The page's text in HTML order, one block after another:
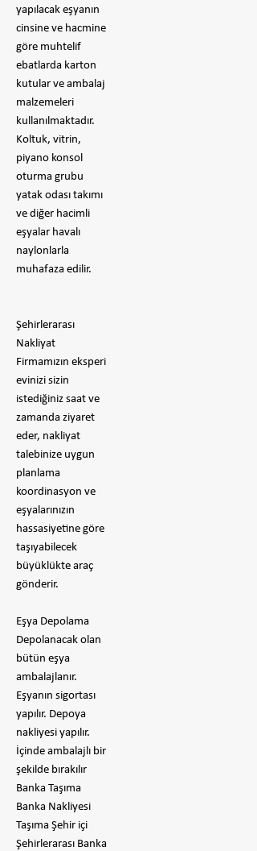
yapılacak eşyanın
cinsine ve hacmine
göre muhtelif
ebatlarda karton
kutular ve ambalaj
malzemeleri
kullanılmaktadır.
Koltuk, vitrin,
piyano konsol
oturma grubu
yatak odası takımı
ve diğer hacimli
eşyalar havalı
naylonlarla
muhafaza edilir.
Şehirlerarası
Nakliyat
Firmamızın eksperi
evinizi sizin
istediğiniz saat ve
zamanda ziyaret
eder, nakliyat
talebinize uygun
planlama
koordinasyon ve
eşyalarınızın
hassasiyetine göre
taşıyabilecek
büyüklükte araç
gönderir.
Eşya Depolama
Depolanacak olan
bütün eşya
ambalajlanır.
Eşyanın sigortası
yapılır. Depoya
nakliyesi yapılır.
İçinde ambalajlı bir
şekilde bırakılır
​Banka Taşıma
Banka Nakliyesi
Taşıma Şehir içi
Şehirlerarası Banka